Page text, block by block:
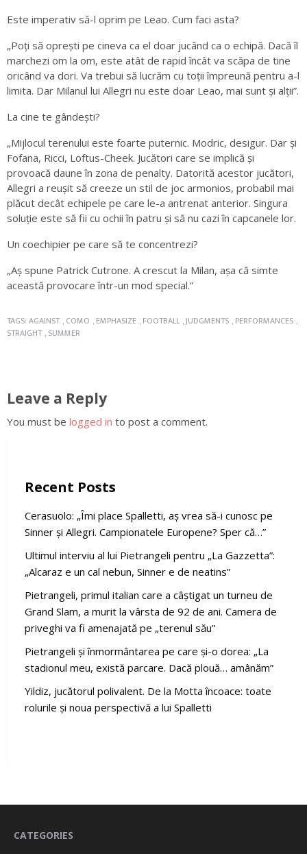
Este imperativ să-l oprim pe Leao. Cum faci asta?
„Poți să oprești pe cineva ca el doar jucând ca o echipă. Dacă îl
marchezi om la om, este atât de rapid încât va scăpa de tine
oricând va dori. Va trebui să lucrăm cu toții împreună pentru a-l
limita. Dar Milanul lui Allegri nu este doar Leao, mai sunt și alții”.
La cine te gândești?
„Mijlocul terenului este foarte puternic. Modric, desigur. Dar și
Fofana, Ricci, Loftus-Cheek. Jucători care se implică și
provoacă daune în zona de penalty. Datorită acestor jucători,
Allegri a reușit să creeze un stil de joc armonios, probabil mai
plăcut decât echipele pe care le-a antrenat anterior. Singura
soluție este să fii cu ochii în patru și să nu cazi în capcanele lor.
Un coechipier pe care să te concentrezi?
„Aș spune Patrick Cutrone. A crescut la Milan, așa că simte
această provocare într-un mod special.”
TAGS: AGAINST , COMO , EMPHASIZE , FOOTBALL ,JUDGMENTS , PERFORMANCES ,
STRAIGHT , SUMMER
Leave a Reply
You must be logged in to post a comment.
Recent Posts
Cerasuolo: „Îmi place Spalletti, aș vrea să-i cunosc pe
Sinner și Allegri. Campionatele Europene? Sper că…”
Ultimul interviu al lui Pietrangeli pentru „La Gazzetta”:
„Alcaraz e un cal nebun, Sinner e de neatins”
Pietrangeli, primul italian care a câștigat un turneu de
Grand Slam, a murit la vârsta de 92 de ani. Camera de
priveghi va fi amenajată pe „terenul său”
Pietrangeli și înmormântarea pe care și-o dorea: „La
stadionul meu, există parcare. Dacă plouă… amânăm”
Yildiz, jucătorul polivalent. De la Motta încoace: toate
rolurile și noua perspectivă a lui Spalletti
CATEGORIES